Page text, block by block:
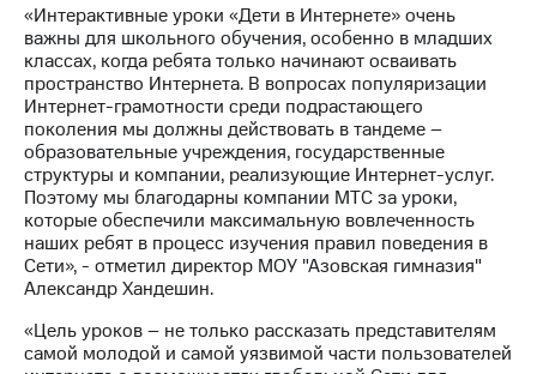
Документы
ПАО
"МТС"
Собрания
акционеров
Личный
кабинет
акционера
Акционерный
капитал
Контроль
и
аудит
Рынок
акций
«Интерактивные уроки «Дети в Интернете» очень
важны для школьного обучения, особенно в младших
классах, когда ребята только начинают осваивать
пространство Интернета. В вопросах популяризации
Интернет-грамотности среди подрастающего
поколения мы должны действовать в тандеме –
образовательные учреждения, государственные
структуры и компании, реализующие Интернет-услуг.
Поэтому мы благодарны компании МТС за уроки,
которые обеспечили максимальную вовлеченность
наших ребят в процесс изучения правил поведения в
Сети», - отметил директор МОУ "Азовская гимназия"
Александр Хандешин.
«Цель уроков – не только рассказать представителям
самой молодой и самой уязвимой части пользователей